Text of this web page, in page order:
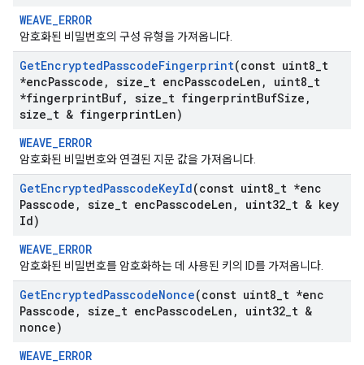
WEAVE_ERROR
암호화된 비밀번호의 구성 유형을 가져옵니다.
GetEncryptedPasscodeFingerprint(const uint8 t
*encPasscode , size t encPasscodeLen , uint8 t
*fingerprintBuf, size t fingerprintBufSize ,
size t & fingerprintLen)
WEAVE_ERROR
암호화된 비밀번호와 연결된 지문 값을 가져옵니다.
GetEncryptedPasscodeKeyId(const uint8 t *enc
Passcode , size t encPasscodeLen , uint32 t & key
Id)
WEAVE_ERROR
암호화된 비밀번호를 암호화하는 데 사용된 키의 ID를 가져옵니다.
GetEncryptedPasscodeNonce(const uint8 t *enc
Passcode , size t encPasscodeLen , uint32 t &
nonce)
WEAVE_ERROR